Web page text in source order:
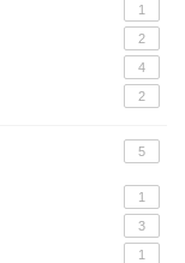
1
2
4
2
5
1
3
1